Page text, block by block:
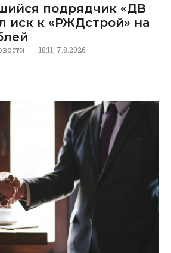
подрядчик «ДВ
иск к «РЖДстрой» на
· 18:11, 7.8.2026